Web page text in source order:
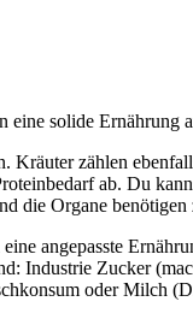
eine solide Ernährung
zählen
ab. Du
die Organe benötigen
angepasste
Industrie Zucker
oder Milch